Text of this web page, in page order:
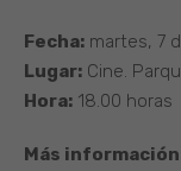
Fecha: martes, 7
Lugar: Cine.
Hora: 18.00 horas
Más